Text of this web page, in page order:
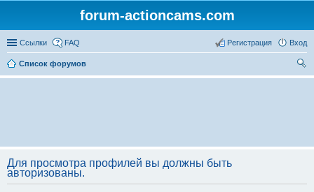
forum-actioncams.com
Ссылки FAQ Вход
Регистрация
Список форумов
ои
Для просмотра профилей вы должны быть
авторизованы.